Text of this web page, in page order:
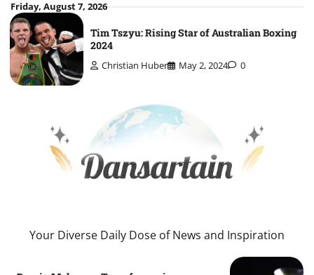
Skip
to
content
Friday, August 7, 2026
Tim Tszyu: Rising Star of Australian Boxing
2024
Christian Huber May 2, 2024 0
Your Diverse Daily Dose of News and Inspiration